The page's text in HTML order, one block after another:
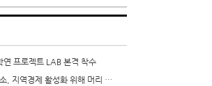
프로젝트 LAB 본격 착수
, 지역경제 활성화 위해 머리 …